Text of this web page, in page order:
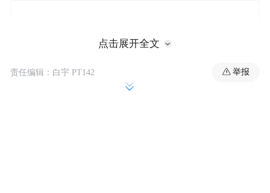
点击展开全文
责任编辑：白宇 PT142 举报